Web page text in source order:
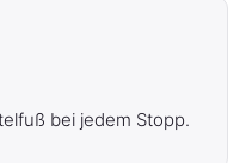
bei jedem Stopp.